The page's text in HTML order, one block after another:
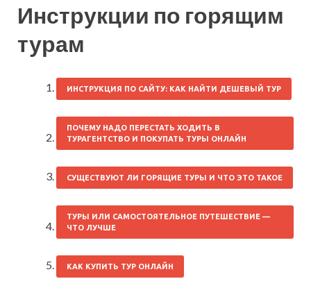
Инструкции по горящим
турам
ИНСТРУКЦИЯ ПО САЙТУ: КАК НАЙТИ ДЕШЕВЫЙ ТУР
ПОЧЕМУ НАДО ПЕРЕСТАТЬ ХОДИТЬ В
ТУРАГЕНТСТВО И ПОКУПАТЬ ТУРЫ ОНЛАЙН
СУЩЕСТВУЮТ ЛИ ГОРЯЩИЕ ТУРЫ И ЧТО ЭТО ТАКОЕ
ТУРЫ ИЛИ САМОСТОЯТЕЛЬНОЕ ПУТЕШЕСТВИЕ —
ЧТО ЛУЧШЕ
КАК КУПИТЬ ТУР ОНЛАЙН